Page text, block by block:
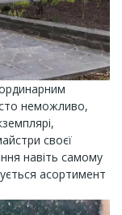
неможливо,
своєї
навіть самому
асортимент